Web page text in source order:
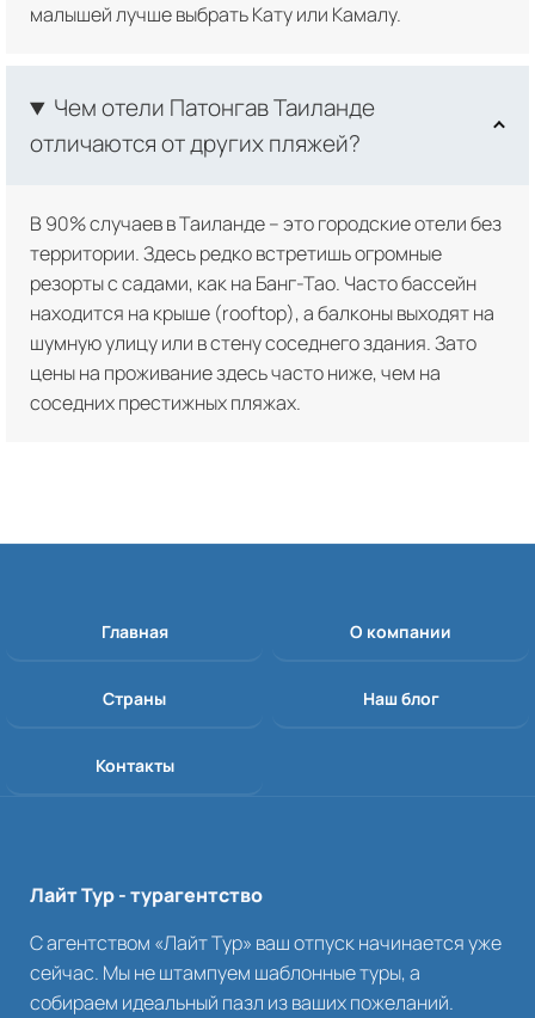
малышей лучше выбрать Кату или Камалу.
Чем отели Патонгав Таиланде
отличаются от других пляжей?
В 90% случаев в Таиланде – это городские отели без
территории. Здесь редко встретишь огромные
резорты с садами, как на Банг-Тао. Часто бассейн
находится на крыше (rooftop), а балконы выходят на
шумную улицу или в стену соседнего здания. Зато
цены на проживание здесь часто ниже, чем на
соседних престижных пляжах.
Главная О компании
Страны Наш блог
Контакты
Лайт Тур - турагентство
С агентством «Лайт Тур» ваш отпуск начинается уже
сейчас. Мы не штампуем шаблонные туры, а
собираем идеальный пазл из ваших пожеланий.